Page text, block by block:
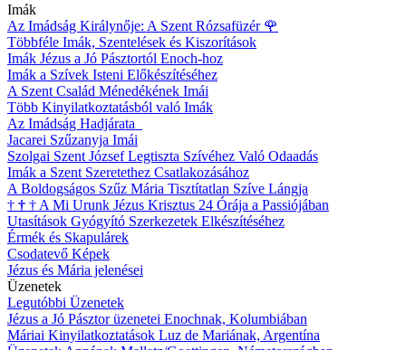
Imák
Az Imádság Királynője: A Szent Rózsafüzér 🌹
Többféle Imák, Szentelések és Kiszorítások
Imák Jézus a Jó Pásztortól Enoch-hoz
Imák a Szívek Isteni Előkészítéséhez
A Szent Család Ménedékének Imái
Több Kinyilatkoztatásból való Imák
Az Imádság Hadjárata
Jacarei Szűzanyja Imái
Szolgai Szent József Legtiszta Szívéhez Való Odaadás
Imák a Szent Szeretethez Csatlakozásához
A Boldogságos Szűz Mária Tisztítatlan Szíve Lángja
† † † A Mi Urunk Jézus Krisztus 24 Órája a Passiójában
Utasítások Gyógyító Szerkezetek Elkészítéséhez
Érmék és Skapulárek
Csodatevő Képek
Jézus és Mária jelenései
Üzenetek
Legutóbbi Üzenetek
Jézus a Jó Pásztor üzenetei Enochnak, Kolumbiában
Máriai Kinyilatkoztatások Luz de Mariának, Argentína